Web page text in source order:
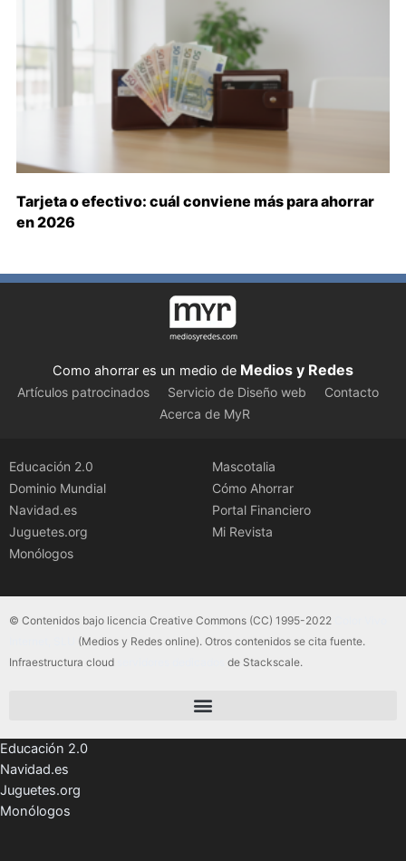
Tarjeta o efectivo: cuál conviene más para ahorrar
en 2026
Como ahorrar es un medio de Medios y Redes
Artículos patrocinados Servicio de Diseño web
Contacto
Acerca de MyR
Educación 2.0
Dominio Mundial
Navidad.es
Juguetes.org
Monólogos
Mascotalia
Cómo Ahorrar
Portal Financiero
Mi Revista
© Contenidos bajo licencia Creative Commons (CC) 1995-2022
(Medios y Redes online). Otros contenidos se cita fuente.
Infraestructura cloud
de Stackscale.
Educación 2.0
Navidad.es
Juguetes.org
Monólogos